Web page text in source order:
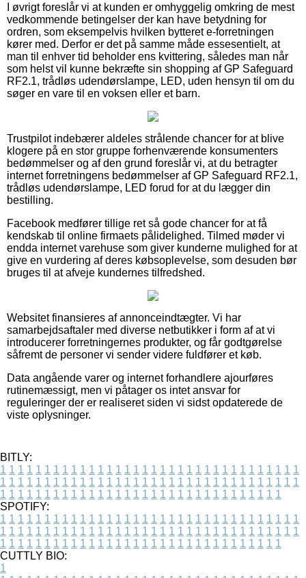
I øvrigt foreslår vi at kunden er omhyggelig omkring de mest
vedkommende betingelser der kan have betydning for
ordren, som eksempelvis hvilken bytteret e-forretningen
kører med. Derfor er det på samme måde essesentielt, at
man til enhver tid beholder ens kvittering, således man når
som helst vil kunne bekræfte sin shopping af GP Safeguard
RF2.1, trådløs udendørslampe, LED, uden hensyn til om du
søger en vare til en voksen eller et barn.
Trustpilot indebærer aldeles strålende chancer for at blive
klogere på en stor gruppe forhenværende konsumenters
bedømmelser og af den grund foreslår vi, at du betragter
internet forretningens bedømmelser af GP Safeguard RF2.1,
trådløs udendørslampe, LED forud for at du lægger din
bestilling.
Facebook medfører tillige ret så gode chancer for at få
kendskab til online firmaets pålidelighed. Tilmed møder vi
endda internet varehuse som giver kunderne mulighed for at
give en vurdering af deres købsoplevelse, som desuden bør
bruges til at afveje kundernes tilfredshed.
Websitet finansieres af annonceindtægter. Vi har
samarbejdsaftaler med diverse netbutikker i form af at vi
introducerer forretningernes produkter, og får godtgørelse
såfremt de personer vi sender videre fuldfører et køb.
Data angående varer og internet forhandlere ajourføres
rutinemæssigt, men vi påtager os intet ansvar for
reguleringer der er realiseret siden vi sidst opdaterede de
viste oplysninger.
BITLY:
1 1 1 1 1 1 1 1 1 1 1 1 1 1 1 1 1 1 1 1 1 1 1 1 1 1 1 1 1 1 1 1 1 1
1 1 1 1 1 1 1 1 1 1 1 1 1 1 1 1 1 1 1 1 1 1 1 1 1 1 1 1 1 1 1 1 1 1
1 1 1 1 1 1 1 1 1 1 1 1 1 1 1 1 1 1 1 1 1 1 1 1 1 1 1 1 1 1 1 1
SPOTIFY:
1 1 1 1 1 1 1 1 1 1 1 1 1 1 1 1 1 1 1 1 1 1 1 1 1 1 1 1 1 1 1 1 1 1
1 1 1 1 1 1 1 1 1 1 1 1 1 1 1 1 1 1 1 1 1 1 1 1 1 1 1 1 1 1 1 1 1 1
1 1 1 1 1 1 1 1 1 1 1 1 1 1 1 1 1 1 1 1 1 1 1 1 1 1 1 1 1 1 1 1
CUTTLY BIO:
1